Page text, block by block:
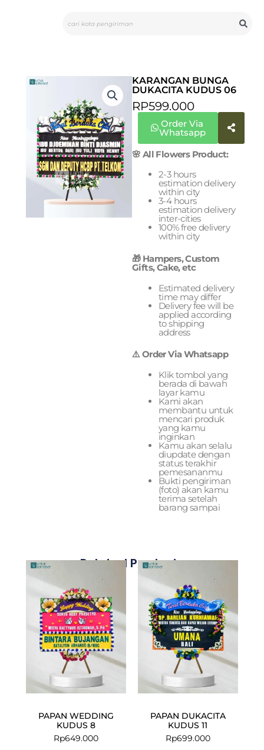
KARANGAN BUNGA
DUKACITA KUDUS 06
RP599.000
Order Via
Whatsapp
🌸 All Flowers Product:
2-3 hours
estimation delivery
within city
3-4 hours
estimation delivery
inter-cities
100% free delivery
within city
🎁 Hampers, Custom
Gifts, Cake, etc
Estimated delivery
time may differ
Delivery fee will be
applied according
to shipping
address
⚠️ Order Via Whatsapp
Klik tombol yang
berada di bawah
layar kamu
Kami akan
membantu untuk
mencari produk
yang kamu
inginkan
Kamu akan selalu
diupdate dengan
status terakhir
pemesananmu
Bukti pengiriman
(foto) akan kamu
terima setelah
barang sampai
Related Products
PAPAN WEDDING
KUDUS 8
Rp649.000
PAPAN DUKACITA
KUDUS 11
Rp699.000